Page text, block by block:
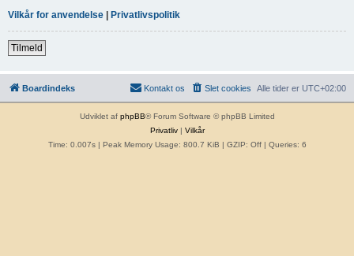
Vilkår for anvendelse
Privatlivspolitik
Tilmeld
Boardindeks Alle tider er UTC+02:00
Slet cookies
Kontakt os
Udviklet af phpBB® Forum Software © phpBB Limited
Privatliv| Vilkår
Time: 0.007s| Peak Memory Usage: 800.7 KiB | GZIP: Off | Queries: 6